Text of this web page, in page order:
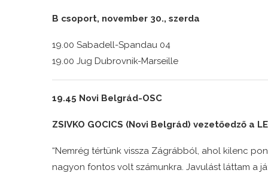
B csoport, november 30., szerda
19.00 Sabadell-Spandau 04
19.00 Jug Dubrovnik-Marseille
19.45 Novi Belgrád-OSC
ZSIVKO GOCICS (Novi Belgrád) vezetőedző a
“Nemrég tértünk vissza Zágrábból, ahol kilenc
nagyon fontos volt számunkra. Javulást láttam a